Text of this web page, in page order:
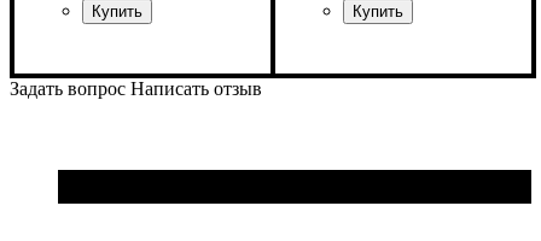
Задать вопрос Написать отзыв